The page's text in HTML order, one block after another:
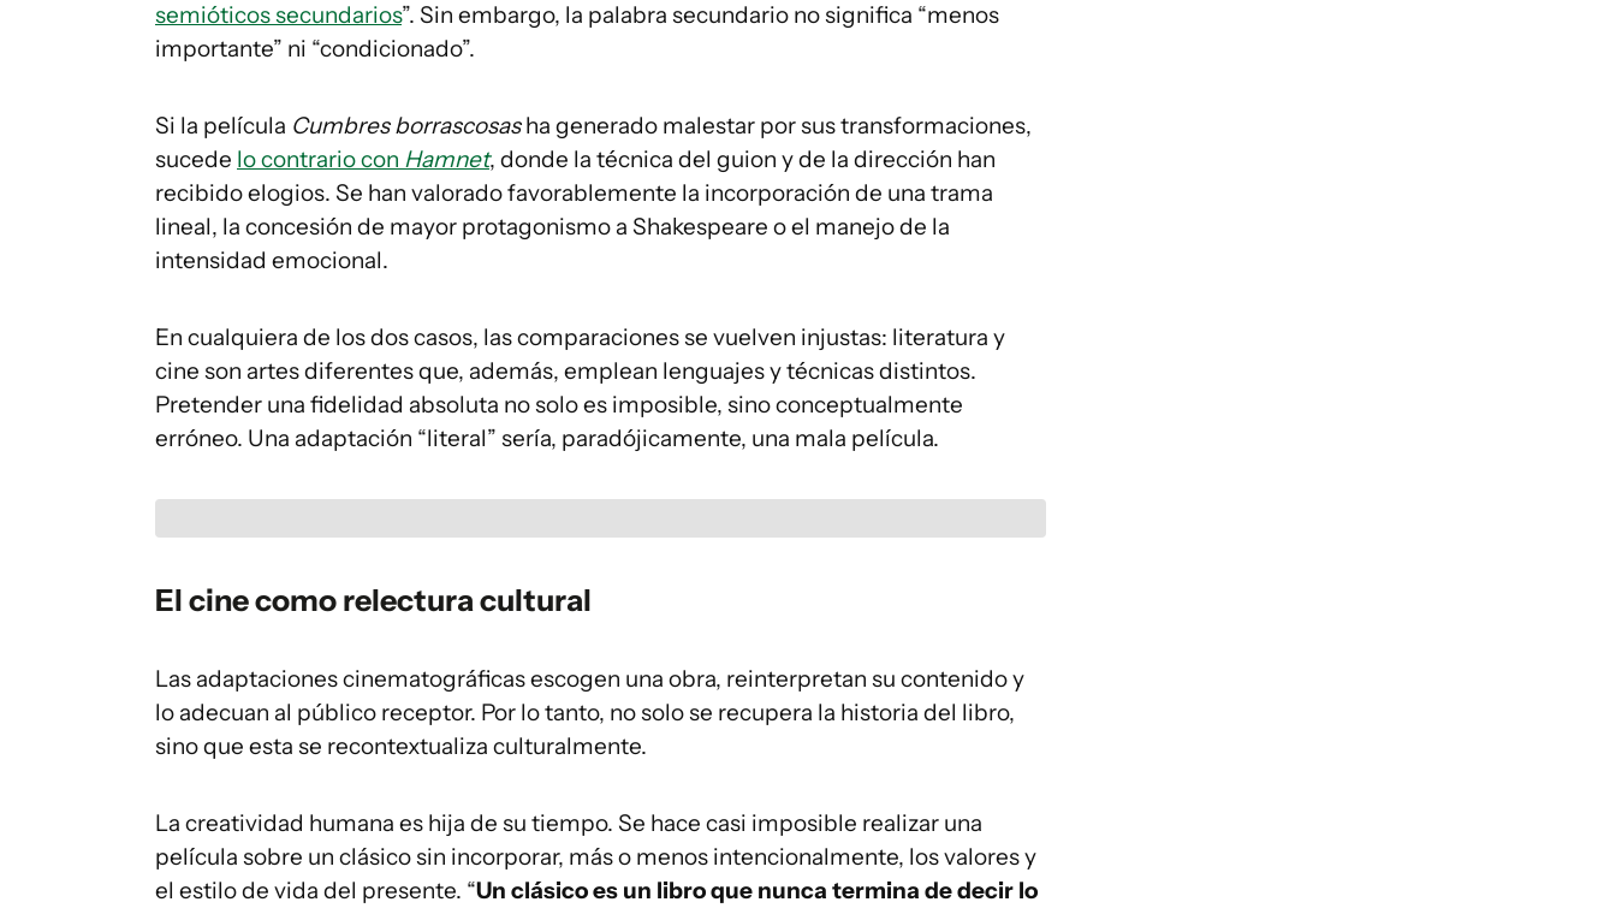
semióticos secundarios”. Sin embargo, la palabra secundario no significa “menos
importante” ni “condicionado”.
Si la película Cumbres borrascosasha generado malestar por sus transformaciones,
sucede lo contrario con Hamnet, donde la técnica del guion y de la dirección han
recibido elogios. Se han valorado favorablemente la incorporación de una trama
lineal, la concesión de mayor protagonismo a Shakespeare o el manejo de la
intensidad emocional.
En cualquiera de los dos casos, las comparaciones se vuelven injustas: literatura y
cine son artes diferentes que, además, emplean lenguajes y técnicas distintos.
Pretender una fidelidad absoluta no solo es imposible, sino conceptualmente
erróneo. Una adaptación “literal” sería, paradójicamente, una mala película.
El cine como relectura cultural
Las adaptaciones cinematográficas escogen una obra, reinterpretan su contenido y
lo adecuan al público receptor. Por lo tanto, no solo se recupera la historia del libro,
sino que esta se recontextualiza culturalmente.
La creatividad humana es hija de su tiempo. Se hace casi imposible realizar una
película sobre un clásico sin incorporar, más o menos intencionalmente, los valores y
el estilo de vida del presente. “Un clásico es un libro que nunca termina de decir lo